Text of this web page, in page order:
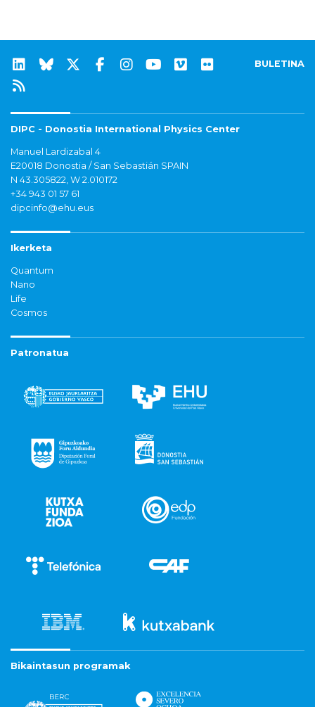
BULETINA
DIPC - Donostia International Physics Center
Manuel Lardizabal 4
E20018 Donostia / San Sebastián SPAIN
N 43.305822, W 2.010172
+34 943 01 57 61
dipcinfo@ehu.eus
Ikerketa
Quantum
Nano
Life
Cosmos
Patronatua
Bikaintasun programak